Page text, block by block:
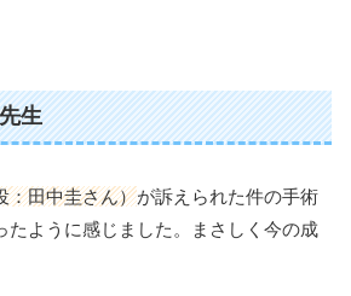
生
：田中圭さん）が訴えられた件の手術
たように感じました。まさしく今の成